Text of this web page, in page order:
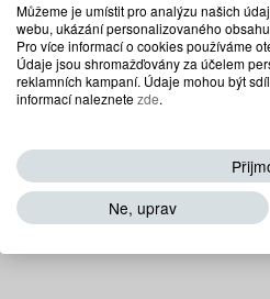
Můžeme je umístit pro analýzu našich
webu, ukázání personalizovaného
Pro více informací o cookies používáme
Údaje jsou shromažďovány za účelem
reklamních kampaní. Údaje mohou být
informací naleznetezde.
Ne, uprav